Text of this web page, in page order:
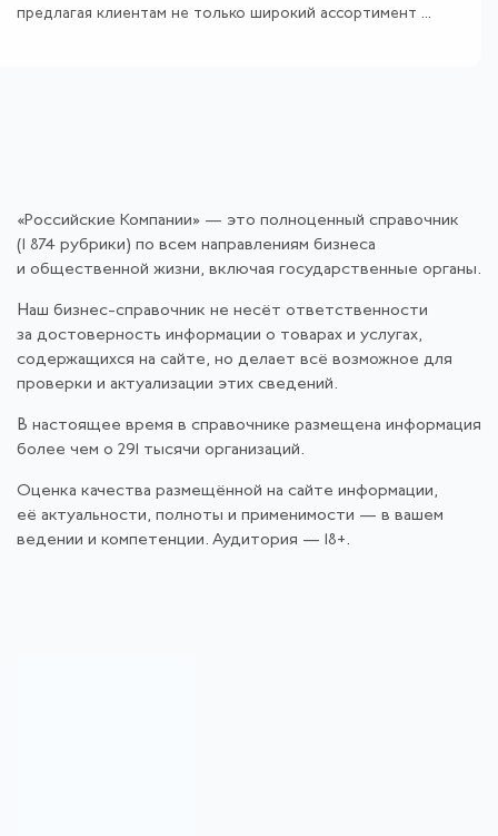
предлагая клиентам не только широкий ассортимент ...
«Российские Компании» — это полноценный справочник
(1 874 рубрики) по всем направлениям бизнеса
и общественной жизни, включая государственные органы.
Наш бизнес-справочник не несёт ответственности
за достоверность информации о товарах и услугах,
содержащихся на сайте, но делает всё возможное для
проверки и актуализации этих сведений.
В настоящее время в справочнике размещена информация
более чем о 291 тысячи организаций.
Оценка качества размещённой на сайте информации,
её актуальности, полноты и применимости — в вашем
ведении и компетенции. Аудитория — 18+.